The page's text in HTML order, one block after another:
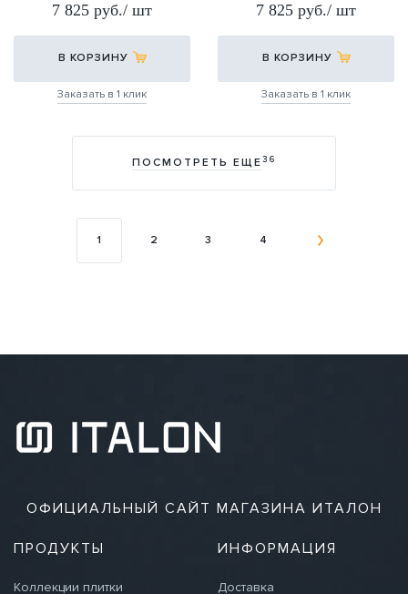
60Х60
7 825 руб./ шт
В КОРЗИНУ
Заказать в 1 клик
60Х60
7 825 руб./ шт
В КОРЗИНУ
Заказать в 1 клик
ПОСМОТРЕТЬ ЕЩЕ36
1 2 3 4
ОФИЦИАЛЬНЫЙ САЙТ МАГАЗИНА ИТАЛОН
ИНФОРМАЦИЯ
Доставка
ПРОДУКТЫ
Коллекции плитки